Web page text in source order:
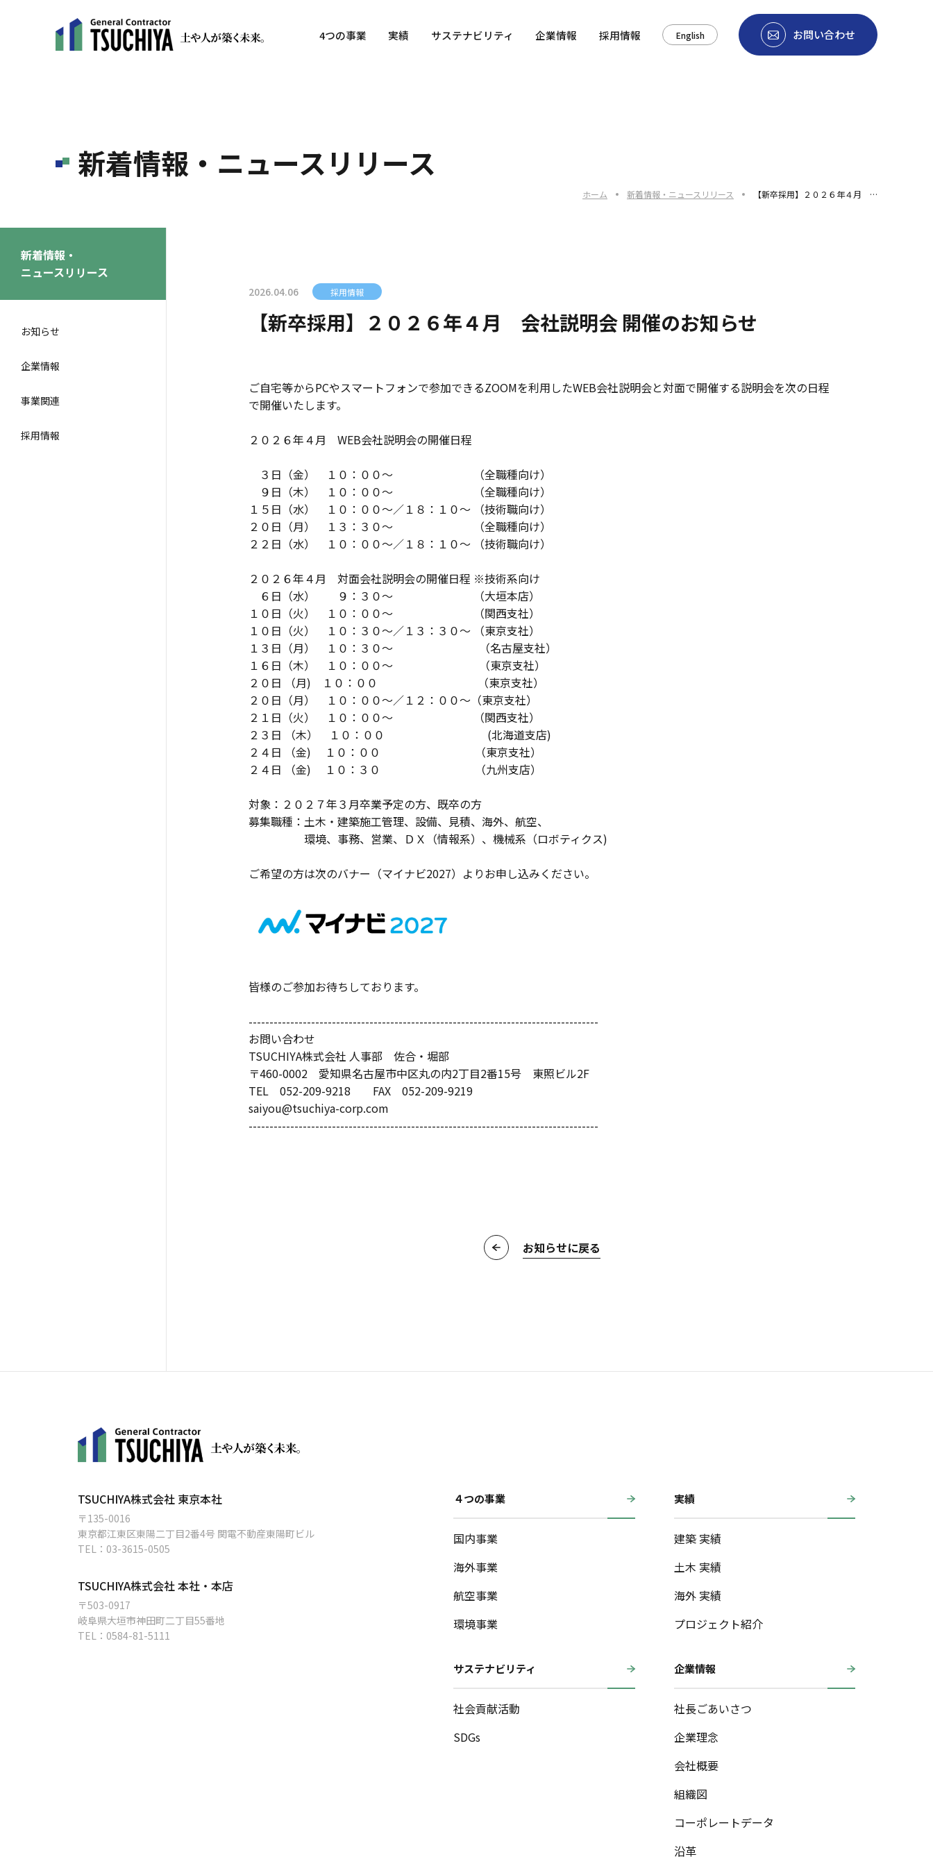
4つの事業 実績 サステナビリティ 企業情報 採用情報 English お問い合わせ
新着情報・ニュースリリース
ホーム 新着情報・ニュースリリース 【新卒採用】２０２６年４月 …
新着情報・
ニュースリリース
お知らせ
企業情報
事業関連
採用情報
2026.04.06 採用情報
【新卒採用】２０２６年４月 会社説明会 開催のお知らせ
ご自宅等からPCやスマートフォンで参加できるZOOMを利用したWEB会社説明会と対面で開催する説明会を次の日程
で開催いたします。
２０２６年４月 WEB会社説明会の開催日程
３日（金） １０：００～ （全職種向け）
９日（木） １０：００～ （全職種向け）
１５日（水） １０：００～／１８：１０～ （技術職向け）
２０日（月） １３：３０～ （全職種向け）
２２日（水） １０：００～／１８：１０～ （技術職向け）
２０２６年４月 対面会社説明会の開催日程 ※技術系向け
６日（水） ９：３０～ （大垣本店）
１０日（火） １０：００～ （関西支社）
１０日（火） １０：３０～／１３：３０～ （東京支社）
１３日（月） １０：３０～ （名古屋支社）
１６日（木） １０：００～ （東京支社）
２０日 （月) １０：００ （東京支社）
２０日（月） １０：００～／１２：００～（東京支社）
２１日（火） １０：００～ （関西支社）
２３日 （木） １０：００ (北海道支店)
２４日 （金) １０：００ （東京支社）
２４日 （金) １０：３０ （九州支店）
対象：２０２７年３月卒業予定の方、既卒の方
募集職種：土木・建築施工管理、設備、見積、海外、航空、
環境、事務、営業、ＤＸ（情報系）、機械系（ロボティクス)
ご希望の方は次のバナー（マイナビ2027）よりお申し込みください。
皆様のご参加お待ちしております。
------------------------------------------------------------------------------------
お問い合わせ
TSUCHIYA株式会社 人事部 佐合・堀部
〒460-0002 愛知県名古屋市中区丸の内2丁目2番15号 東照ビル2F
TEL 052-209-9218 FAX 052-209-9219
saiyou@tsuchiya-corp.com
------------------------------------------------------------------------------------
お知らせに戻る
TSUCHIYA株式会社 東京本社
〒135-0016
東京都江東区東陽二丁目2番4号 関電不動産東陽町ビル
TEL： 03-3615-0505
TSUCHIYA株式会社 本社・本店
〒503-0917
岐阜県大垣市神田町二丁目55番地
TEL： 0584-81-5111
４つの事業
国内事業
海外事業
航空事業
環境事業
実績
建築 実績
土木 実績
海外 実績
プロジェクト紹介
サステナビリティ
社会貢献活動
SDGs
企業情報
社長ごあいさつ
企業理念
会社概要
組織図
コーポレートデータ
沿革